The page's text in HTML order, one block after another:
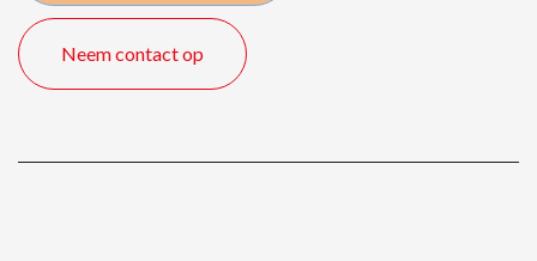
i5/8GB/15″/SSD
quantityNeem contact op